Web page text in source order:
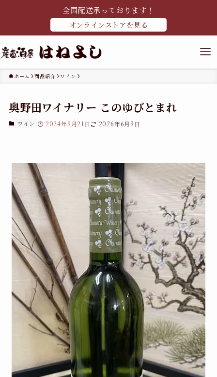
全国配送承っております！
オンラインストアを見る
ホーム 商品紹介 ワイン
奥野田ワイナリー このゆびとまれ
ワイン 2024年9月21日 2026年6月9日